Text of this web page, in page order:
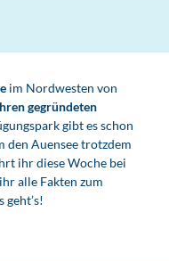
im Nordwesten von
gegründeten
gibt es schon
den Auensee trotzdem
ihr diese Woche bei
alle Fakten zum
geht’s!